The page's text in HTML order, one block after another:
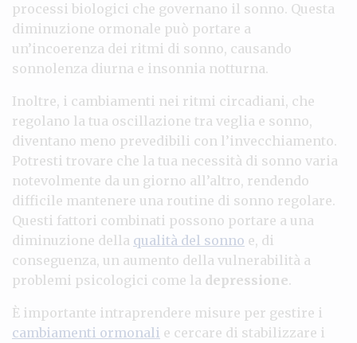
processi biologici che governano il sonno. Questa
diminuzione ormonale può portare a
un’incoerenza dei ritmi di sonno, causando
sonnolenza diurna e insonnia notturna.
Inoltre, i cambiamenti nei ritmi circadiani, che
regolano la tua oscillazione tra veglia e sonno,
diventano meno prevedibili con l’invecchiamento.
Potresti trovare che la tua necessità di sonno varia
notevolmente da un giorno all’altro, rendendo
difficile mantenere una routine di sonno regolare.
Questi fattori combinati possono portare a una
diminuzione della qualità del sonno e, di
conseguenza, un aumento della vulnerabilità a
problemi psicologici come la depressione.
È importante intraprendere misure per gestire i
cambiamenti ormonali e cercare di stabilizzare i